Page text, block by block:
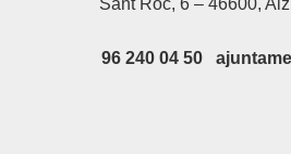
96 240 04 50